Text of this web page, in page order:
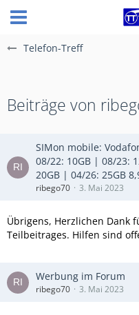
Telefon-Treff
Beiträge von
SIMon mobile:
08/22: 10GB | 08/23:
20GB | 04/26: 25GB
ribego70 3. Mai 2023
Übrigens, Herzlichen Dank
Teilbeitrages. Hilfen sind
Werbung im Forum
ribego70 3. Mai 2023